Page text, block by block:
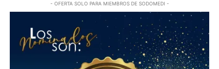
- OFERTA SOLO PARA MIEMBROS DE SODOMEDI -